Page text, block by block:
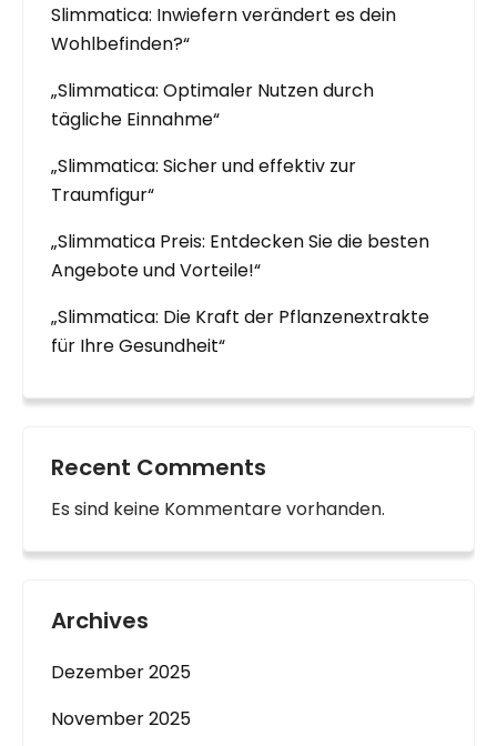
Slimmatica: Inwiefern verändert es dein
Wohlbefinden?“
„Slimmatica: Optimaler Nutzen durch
tägliche Einnahme“
„Slimmatica: Sicher und effektiv zur
Traumfigur“
„Slimmatica Preis: Entdecken Sie die besten
Angebote und Vorteile!“
„Slimmatica: Die Kraft der Pflanzenextrakte
für Ihre Gesundheit“
Recent Comments
Es sind keine Kommentare vorhanden.
Archives
Dezember 2025
November 2025